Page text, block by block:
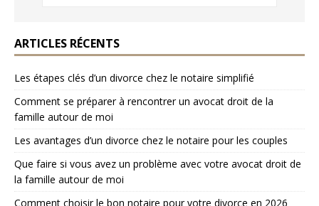
ARTICLES RÉCENTS
Les étapes clés d’un divorce chez le notaire simplifié
Comment se préparer à rencontrer un avocat droit de la
famille autour de moi
Les avantages d’un divorce chez le notaire pour les couples
Que faire si vous avez un problème avec votre avocat droit de
la famille autour de moi
Comment choisir le bon notaire pour votre divorce en 2026